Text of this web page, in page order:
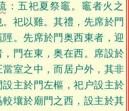
：五祀夏祭竈。竈者火之
祀以雞。其禮，先席於門
。先席於門奥西東者，迎
門在東，奥在西。席設於
當室之中，而居户外，其非
主於門左樞，祀户設主於
較壤於廟門之西，設主於其